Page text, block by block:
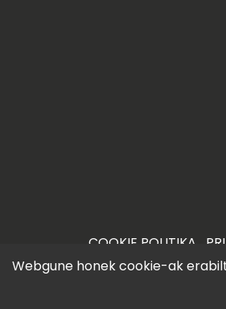
COOKIE POLITIKA
©2026 iametza.eus
Webgune honek cookie-ak